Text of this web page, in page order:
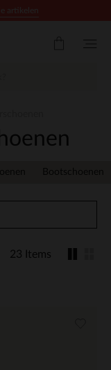
Bootschoenen
23 Items